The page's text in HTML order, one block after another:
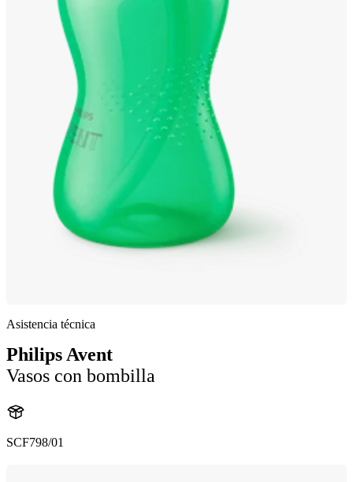
Asistencia técnica
Philips Avent
Vasos con bombilla
SCF798/01